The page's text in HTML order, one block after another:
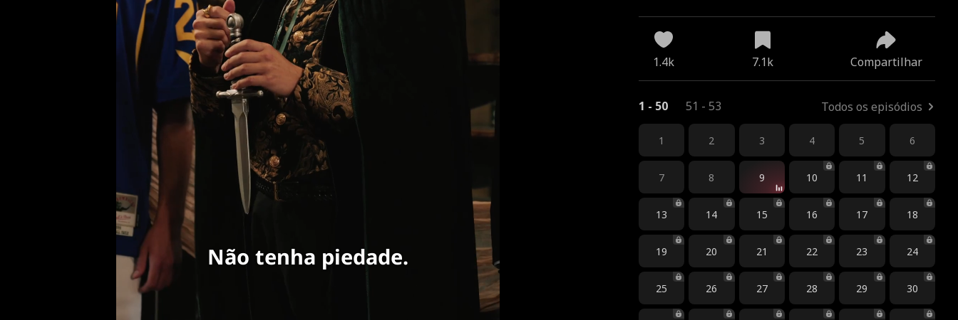
Não tenha piedade.
1.4k 7.1k Compartilhar
1 - 50 51 - 53 Todos os episódios
1 2 3 4 5 6
7 8 9 10 11 12
13 14 15 16 17 18
19 20 21 22 23 24
25 26 27 28 29 30